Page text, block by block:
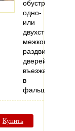
обустройства
одно-
или
двухстворчатых
межкомнатных
раздвижных
дверей,
въезжающих
в
фальшстену..
Купить